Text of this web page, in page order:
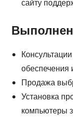
сайту
обеспечения
Продажа
Установка
компьютеры